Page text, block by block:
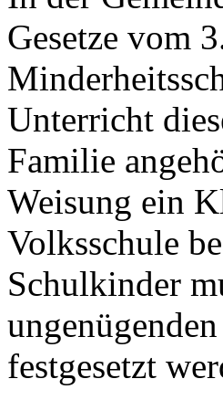
Gesetze vom
Unterricht
Familie
Weisung ein
Volksschule
Schulkinder
festgesetzt